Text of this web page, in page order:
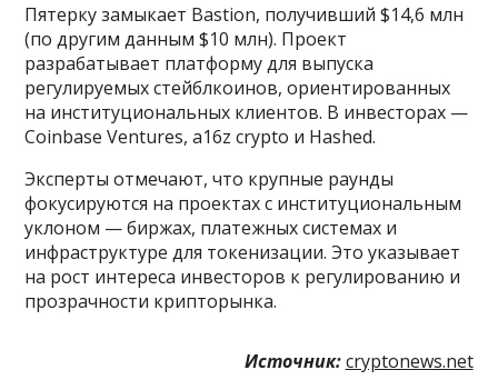
Пятерку замыкает Bastion, получивший $14,6 млн
(по другим данным $10 млн). Проект
разрабатывает платформу для выпуска
регулируемых стейблкоинов, ориентированных
на институциональных клиентов. В инвесторах —
Coinbase Ventures, a16z crypto и Hashed.
Эксперты отмечают, что крупные раунды
фокусируются на проектах с институциональным
уклоном — биржах, платежных системах и
инфраструктуре для токенизации. Это указывает
на рост интереса инвесторов к регулированию и
прозрачности крипторынка.
Источник: cryptonews.net